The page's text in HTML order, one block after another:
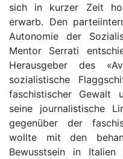
sich in kurzer Zeit
erwarb. Den
Autonomie der
Mentor Serrati
Herausgeber des
sozialistische
faschistischer Gewalt
seine journalistische
gegenüber der
wollte mit den
Bewusstsein in